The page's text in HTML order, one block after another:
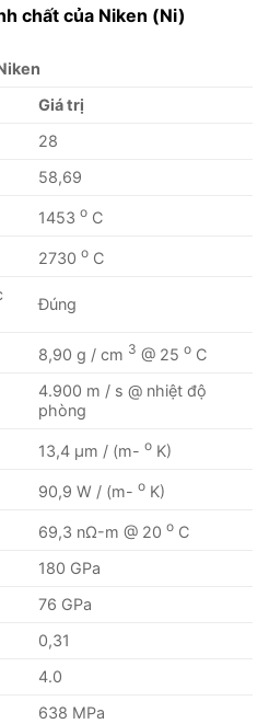
chất của Niken (Ni)
Giá trị
28
58,69
1453o C
2730o C
Đúng
8,90 g / cm 3 @ 25o C
4.900 m / s @ nhiệt độ
phòng
13,4 μm / (m-o K)
90,9 W / (m-o K)
69,3 nΩ-m @ 20o C
180 GPa
76 GPa
0,31
4.0
638 MPa